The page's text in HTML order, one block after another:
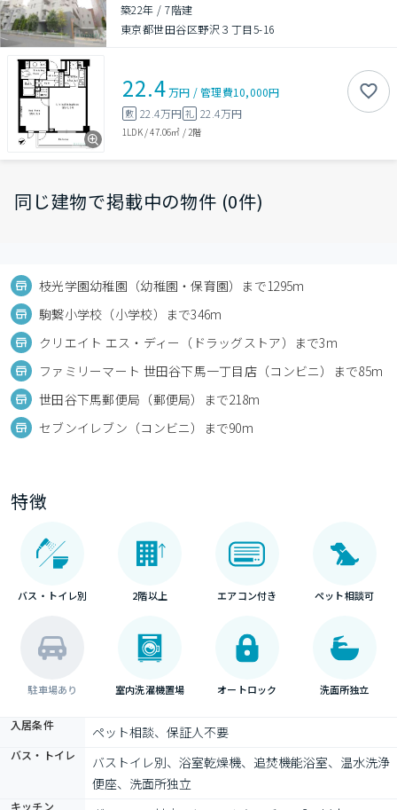
築22年 /7階建
東京都世田谷区野沢３丁目5-16
22.4万円 /管理費10,000円
敷 22.4万円 礼 22.4万円
1LDK/47.06㎡ / 2階
同じ建物で掲載中の物件 (0件)
枝光学園幼稚園（幼稚園・保育園）まで1295m
駒繋小学校（小学校）まで346m
クリエイト エス・ディー（ドラッグストア）まで3m
ファミリーマート 世田谷下馬一丁目店（コンビニ）まで85m
世田谷下馬郵便局（郵便局）まで218m
セブンイレブン（コンビニ）まで90m
特徴
バス・トイレ別 2階以上 エアコン付き ペット相談可
駐車場あり 室内洗濯機置場 オートロック 洗面所独立
入居条件 ペット相談、保証人不要
バス・トイレ
バストイレ別、浴室乾燥機、追焚機能浴室、温水洗浄
便座、洗面所独立
キッチン